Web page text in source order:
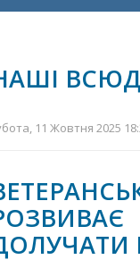
11 Жовтня 2025